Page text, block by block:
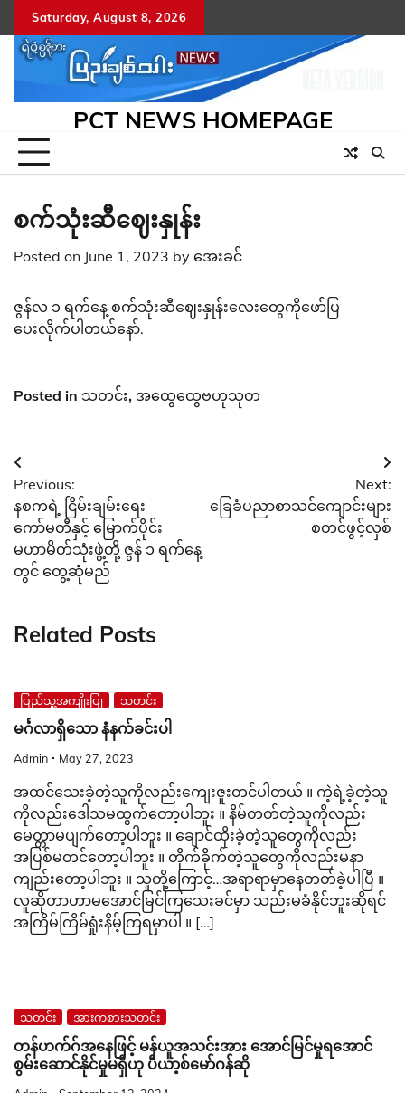
to
content
Saturday, August 8, 2026
PCT NEWS HOMEPAGE
စက်သုံးဆီဈေးနှုန်း
Posted on June 1, 2023 by အေးခင်
ဇွန်လ ၁ ရက်နေ့ စက်သုံးဆီဈေးနှုန်းလေးတွေကိုဖော်ပြ
ပေးလိုက်ပါတယ်နော်.
Posted in သတင်း, အထွေထွေဗဟုသုတ
Post
navigation
Previous:
နစကရဲ့ ငြိမ်းချမ်းရေး
ကော်မတီနှင့် မြောက်ပိုင်း
မဟာမိတ်သုံးဖွဲ့တို့ ဇွန် ၁ ရက်နေ့
တွင် တွေ့ဆုံမည်
Next:
ခြေခံပညာစာသင်ကျောင်းများ
စတင်ဖွင့်လှစ်
Related Posts
ပြည်သူ့အကျိုးပြု သတင်း
မင်္ဂလာရှိသော နံနက်ခင်းပါ
Admin May 27, 2023
အထင်သေးခဲ့တဲ့သူကိုလည်းကျေးဇူးတင်ပါတယ် ။ ကဲ့ရဲ့ခဲ့တဲ့သူ
ကိုလည်းဒေါသမထွက်တော့ပါဘူး ။ နိမ်တတ်တဲ့သူကိုလည်း
မေတ္တာမပျက်တော့ပါဘူး ။ ချောင်ထိုးခဲ့တဲ့သူတွေကိုလည်း
အပြစ်မတင်တော့ပါဘူး ။ တိုက်ခိုက်တဲ့သူတွေကိုလည်းမနာ
ကျည်းတော့ပါဘူး ။ သူတို့ကြောင့်…အရာရာမှာနေတတ်ခဲ့ပါပြီ ။
လူဆိုတာဟာမအောင်မြင်ကြသေးခင်မှာ သည်းမခံနိုင်ဘူးဆိုရင်
အကြိမ်ကြိမ်ရှုံးနိမ့်ကြရမှာပါ ။ […]
သတင်း အားကစားသတင်း
တန်ဟက်ဂ်အနေဖြင့် မန်ယူအသင်းအား အောင်မြင်မှုရအောင်
စွမ်းဆောင်နိုင်မှုမရှိဟု ပီယာ့စ်မော်ဂန်ဆို